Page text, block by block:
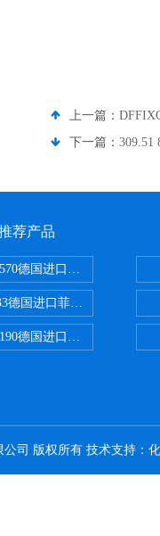
上一篇：
下一篇： 309.51
荐产品
德国进口菲尼克斯电源
德国进口菲尼克斯断路器
德国进口菲尼克斯继电器
司 版权所有 技术支持：